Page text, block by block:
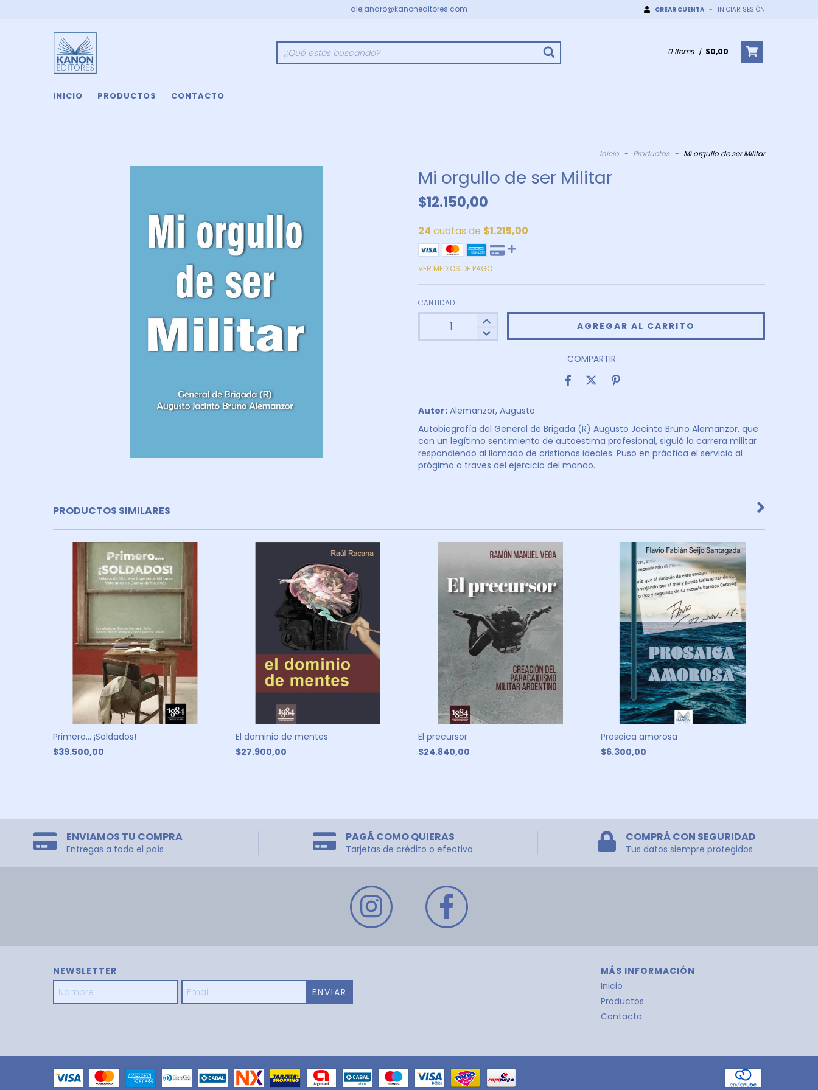
alejandro@kanoneditores.com CREAR CUENTA - INICIAR SESIÓN
0Items | $0,00
INICIO PRODUCTOS CONTACTO
Inicio - Productos - Mi orgullo de ser Militar
Mi orgullo de ser Militar
$12.150,00
24 cuotas de $1.215,00
VER MEDIOS DE PAGO
CANTIDAD
COMPARTIR
Autor: Alemanzor, Augusto
Autobiografía del General de Brigada (R) Augusto Jacinto Bruno Alemanzor, que
con un legítimo sentimiento de autoestima profesional, siguió la carrera militar
respondiendo al llamado de cristianos ideales. Puso en práctica el servicio al
prógimo a traves del ejercicio del mando.
PRODUCTOS SIMILARES
Primero... ¡Soldados!
$39.500,00
El dominio de mentes
$27.900,00
El precursor
$24.840,00
Prosaica amorosa
$6.300,00
ENVIAMOS TU COMPRA
Entregas a todo el país
PAGÁ COMO QUIERAS
Tarjetas de crédito o efectivo
COMPRÁ CON SEGURIDAD
Tus datos siempre protegidos
NEWSLETTER
MÁS INFORMACIÓN
Inicio
Productos
Contacto